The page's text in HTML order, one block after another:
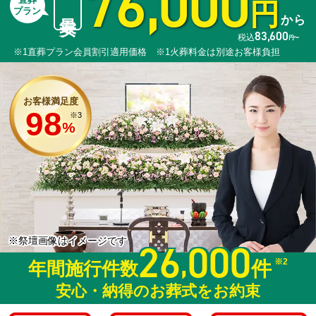
プラン
円 から
税込83,600 円〜
※1直葬プラン会員割引適用価格 ※1火葬料金は別途お客様負担
お客様満足度
98%
※3
※祭壇画像はイメージです
年間施行件数26,000件 ※2
安心・納得のお葬式をお約束